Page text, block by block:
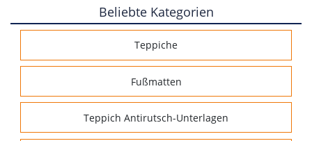
Beliebte Kategorien
Teppiche
Fußmatten
Teppich Antirutsch-Unterlagen